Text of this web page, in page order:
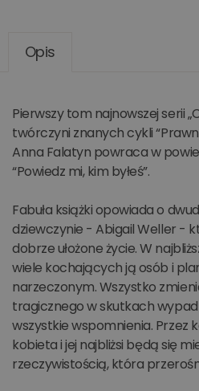
Opis
Pierwszy tom najnowszej serii
twórczyni znanych cykli
Anna Falatyn powraca w
“Powiedz mi, kim byłeś”.
Fabuła książki opowiada o
dziewczynie - Abigail Weller -
dobrze ułożone życie. W
wiele kochających ją osób i
narzeczonym. Wszystko
tragicznego w skutkach
wszystkie wspomnienia. Przez
kobieta i jej najbliżsi będą się
rzeczywistością, która